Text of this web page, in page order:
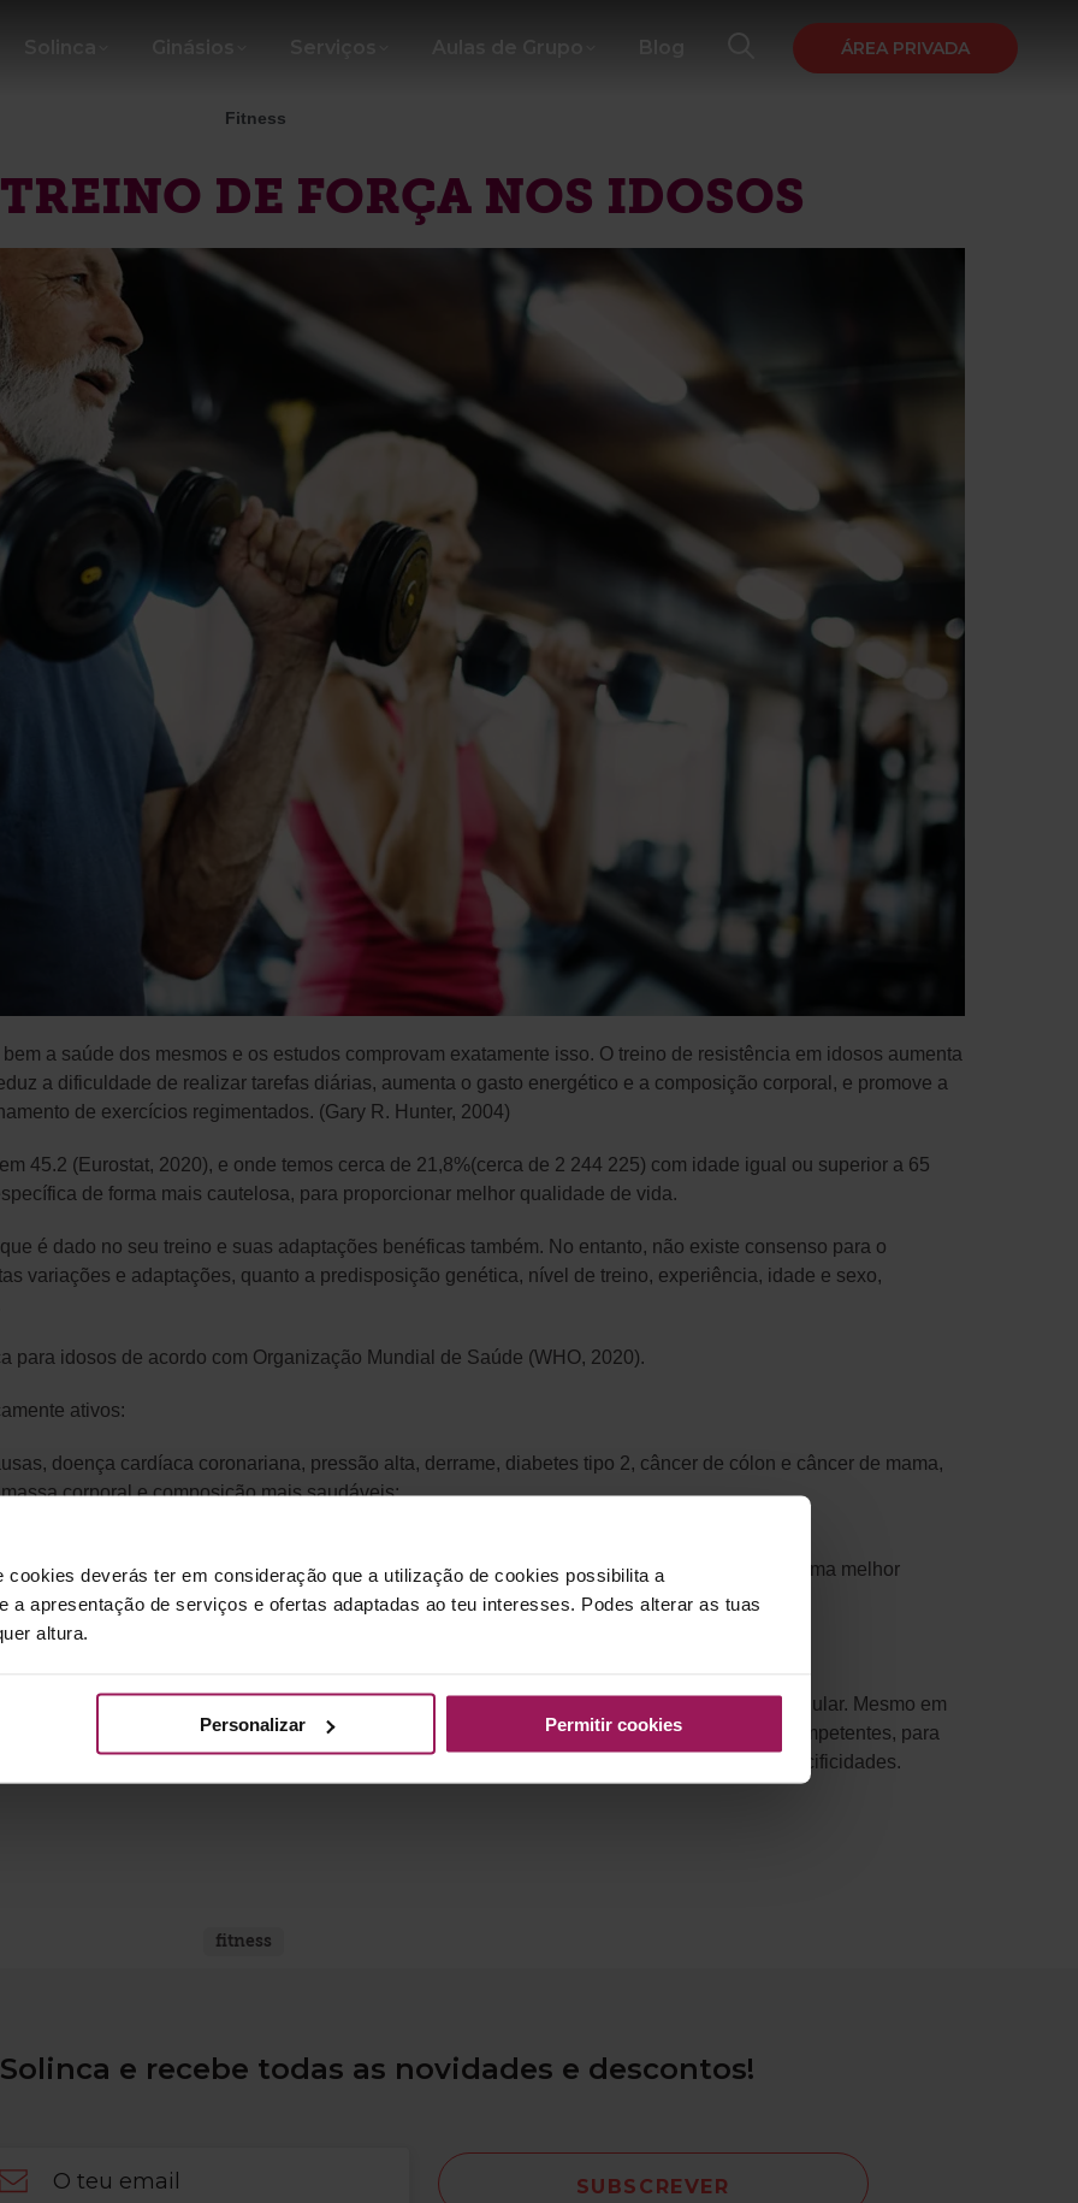
cookies deverás ter em consideração que a utilização de cookies possibilita a
a apresentação de serviços e ofertas adaptadas ao teu interesses. Podes alterar as tuas
altura.
Personalizar Permitir cookies
ÁREA PRIVADA
Fitness
DE FORÇA NOS IDOSOS
a saúde dos mesmos e os estudos comprovam exatamente isso. O treino de resistência em idosos aumenta
a dificuldade de realizar tarefas diárias, aumenta o gasto energético e a composição corporal, e promove a
de exercícios regimentados. (Gary R. Hunter, 2004)
45.2 (Eurostat, 2020), e onde temos cerca de 21,8%(cerca de 2 244 225) com idade igual ou superior a 65
de forma mais cautelosa, para proporcionar melhor qualidade de vida.
é dado no seu treino e suas adaptações benéficas também. No entanto, não existe consenso para o
variações e adaptações, quanto a predisposição genética, nível de treino, experiência, idade e sexo,
para idosos de acordo com Organização Mundial de Saúde (WHO, 2020).
ativos:
doença cardíaca coronariana, pressão alta, derrame, diabetes tipo 2, câncer de cólon e câncer de mama,
corporal e composição mais saudáveis;
de doenças cardiovasculares, diabetes tipo 2 e o aprimoramento da saúde óssea
risco de limitações funcionais, moderadas e graves, limitações de função proporcionando uma melhor
prática de treino de força 3 vezes por semana (WHO, 2020).
mas focando no tema, será importante para todos praticarem exercício físico de forma regular. Mesmo em
manter no mínimo um estímulo de treino organizado e orientado por profissionais competentes, para
treino, mas sim o treino que foi planeado e desenhado para cada um, com suas especificidades.
fitness
e recebe todas as novidades e descontos!